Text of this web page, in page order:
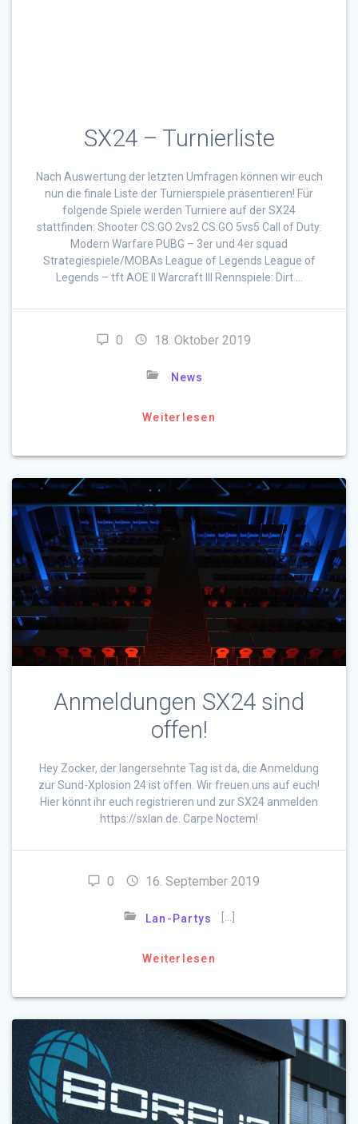
SX24 – Turnierliste
Nach Auswertung der letzten Umfragen können wir euch
nun die finale Liste der Turnierspiele präsentieren! Für
folgende Spiele werden Turniere auf der SX24
stattfinden: Shooter CS:GO 2vs2 CS:GO 5vs5 Call of Duty:
Modern Warfare PUBG – 3er und 4er squad
Strategiespiele/MOBAs League of Legends League of
Legends – tft AOE II Warcraft III Rennspiele: Dirt …
0 18. Oktober 2019
News
Weiterlesen
Anmeldungen SX24 sind
offen!
Hey Zocker, der langersehnte Tag ist da, die Anmeldung
zur Sund-Xplosion 24 ist offen. Wir freuen uns auf euch!
Hier könnt ihr euch registrieren und zur SX24 anmelden
https://sxlan.de. Carpe Noctem!
0 16. September 2019
Lan-Partys […]
Weiterlesen